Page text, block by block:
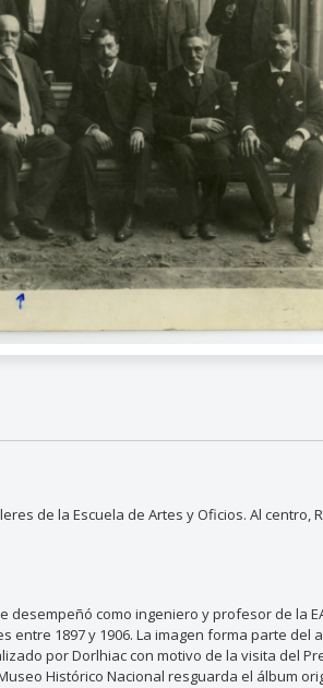
de la Escuela de Artes y Oficios. Al centro,
como ingeniero y profesor de la
entre 1897 y 1906. La imagen forma parte del
por Dorlhiac con motivo de la visita del
Histórico Nacional resguarda el álbum